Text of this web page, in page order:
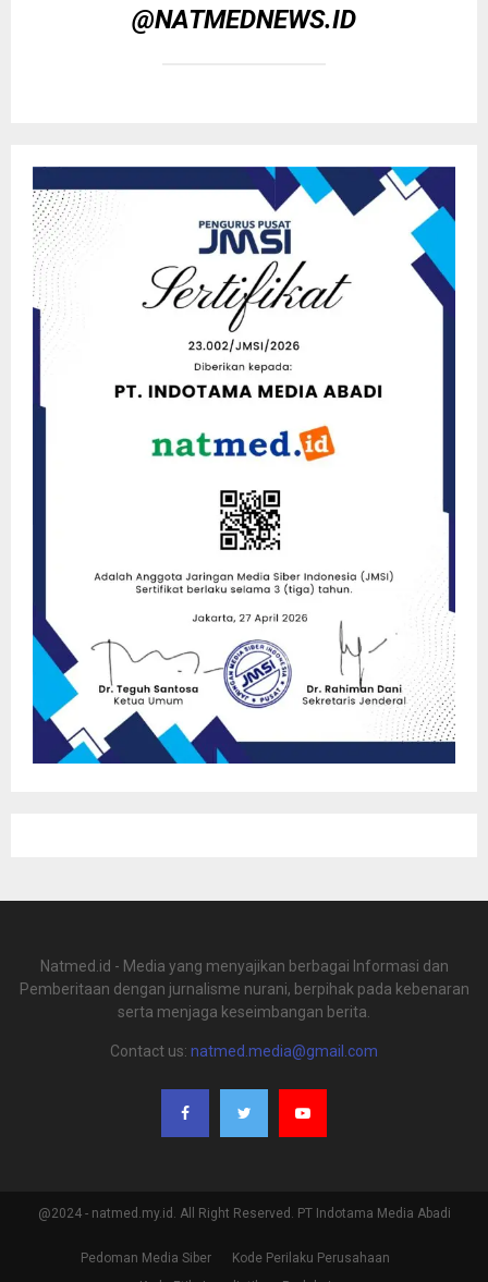
@NATMEDNEWS.ID
Natmed.id - Media yang menyajikan berbagai Informasi dan
Pemberitaan dengan jurnalisme nurani, berpihak pada kebenaran
serta menjaga keseimbangan berita.
Contact us: natmed.media@gmail.com
@2024 - natmed.my.id. All Right Reserved. PT Indotama Media Abadi
Pedoman Media Siber
Kode Perilaku Perusahaan